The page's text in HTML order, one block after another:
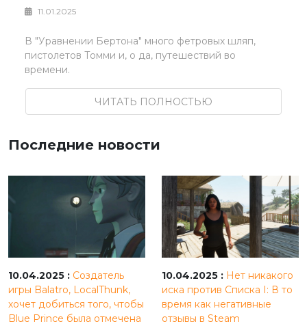
11.01.2025
В "Уравнении Бертона" много фетровых шляп,
пистолетов Томми и, о да, путешествий во
времени.
ЧИТАТЬ ПОЛНОСТЬЮ
Последние новости
10.04.2025 : Создатель
игры Balatro, LocalThunk,
хочет добиться того, чтобы
Blue Prince была отмечена
10.04.2025 : Нет никакого
иска против Списка I: В то
время как негативные
отзывы в Steam